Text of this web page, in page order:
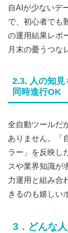
自AIが少ないデ
で、初心者でも
の運用結果レポ
月末の憂うつな
2.3. 人の知
同時進行OK
全自動ツールだ
ありません。「
ラー」を反映し
スや業界知識が
力運用と組み合
きるのも嬉しい
3．どんな